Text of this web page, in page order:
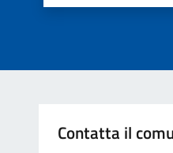
Contatta il